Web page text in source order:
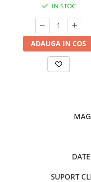
IN STOC
ADAUGA IN COS
SUPORT